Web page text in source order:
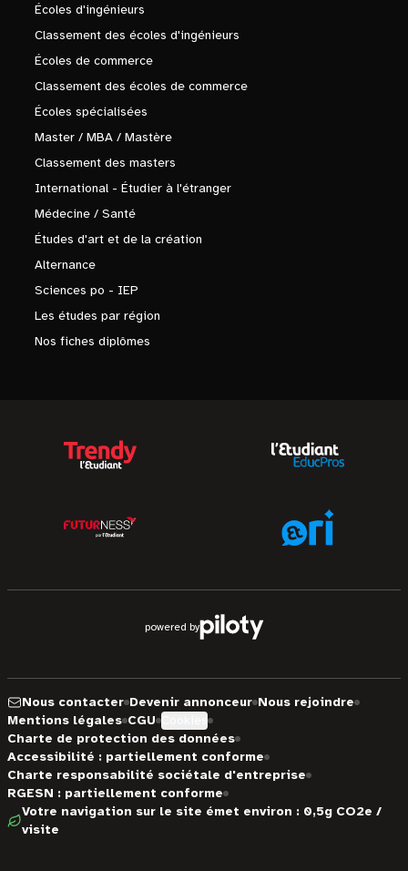
Écoles d'ingénieurs
Classement des écoles d'ingénieurs
Écoles de commerce
Classement des écoles de commerce
Écoles spécialisées
Master / MBA / Mastère
Classement des masters
International - Étudier à l'étranger
Médecine / Santé
Études d'art et de la création
Alternance
Sciences po - IEP
Les études par région
Nos fiches diplômes
powered by
Nous contacter Devenir annonceur Nous rejoindre
Mentions légales CGU
Charte de protection des données
Accessibilité : partiellement conforme
Charte responsabilité sociétale d'entreprise
RGESN : partiellement conforme
Votre navigation sur le site émet environ : 0,5g CO2e /
visite